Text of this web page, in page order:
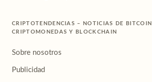
CRIPTOTENDENCIAS – NOTICIAS DE BITCOIN,
CRIPTOMONEDAS Y BLOCKCHAIN
Sobre nosotros
Publicidad